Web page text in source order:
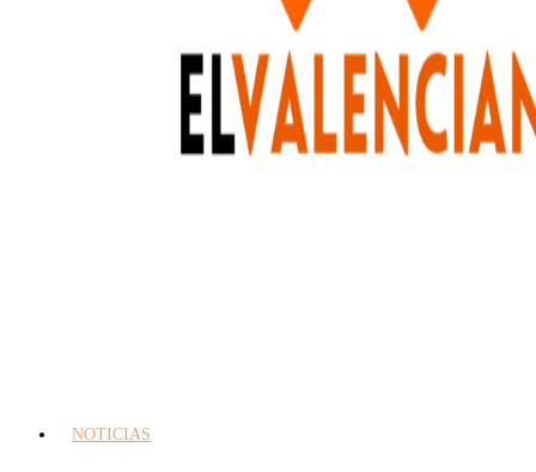
NOTICIAS